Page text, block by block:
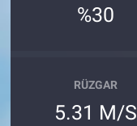
%30
RÜZGAR
5.31 M/S